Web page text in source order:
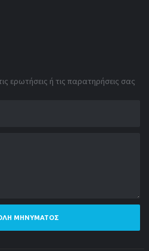
ερωτήσεις ή τις παρατηρήσεις σας
ΜΗΝΎΜΑΤΟΣ